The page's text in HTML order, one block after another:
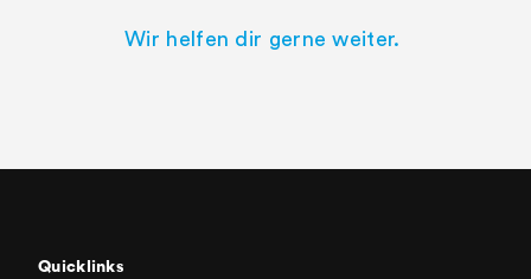
Wir helfen dir gerne weiter.
Quicklinks